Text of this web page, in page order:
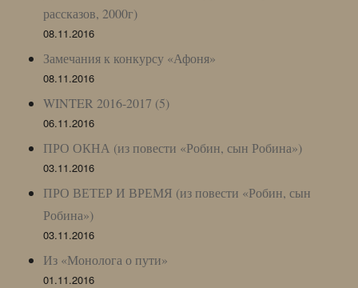
рассказов, 2000г)
08.11.2016
Замечания к конкурсу «Афоня»
08.11.2016
WINTER 2016-2017 (5)
06.11.2016
ПРО ОКНА (из повести «Робин, сын Робина»)
03.11.2016
ПРО ВЕТЕР И ВРЕМЯ (из повести «Робин, сын
Робина»)
03.11.2016
Из «Монолога о пути»
01.11.2016